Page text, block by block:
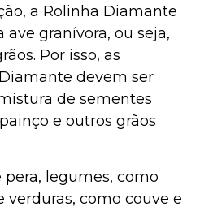
e Bem-estar
Sociais
a Rolinha Diamante
granívora, ou seja,
Por isso, as
devem ser
de sementes
e outros grãos
legumes, como
verduras, como couve e